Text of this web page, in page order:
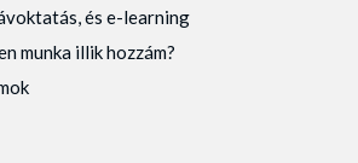
és e-learning
munka illik hozzám?